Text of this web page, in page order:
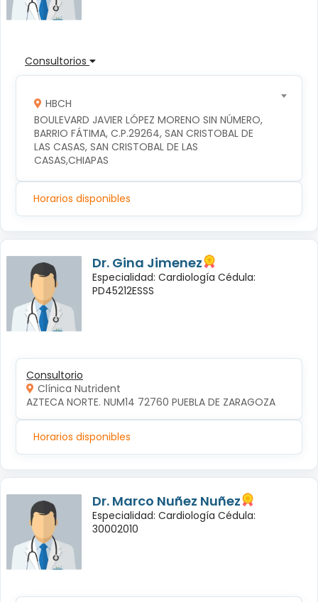
Consultorios
HBCH
BOULEVARD JAVIER LÓPEZ MORENO SIN NÚMERO,
BARRIO FÁTIMA, C.P.29264, SAN CRISTOBAL DE
LAS CASAS, SAN CRISTOBAL DE LAS
CASAS,CHIAPAS
Horarios disponibles
Dr. Gina Jimenez
Especialidad: Cardiología Cédula:
PD45212ESSS
Consultorio
Clínica Nutrident
AZTECA NORTE. NUM14 72760 PUEBLA DE ZARAGOZA
Horarios disponibles
Dr. Marco Nuñez Nuñez
Especialidad: Cardiología Cédula:
30002010